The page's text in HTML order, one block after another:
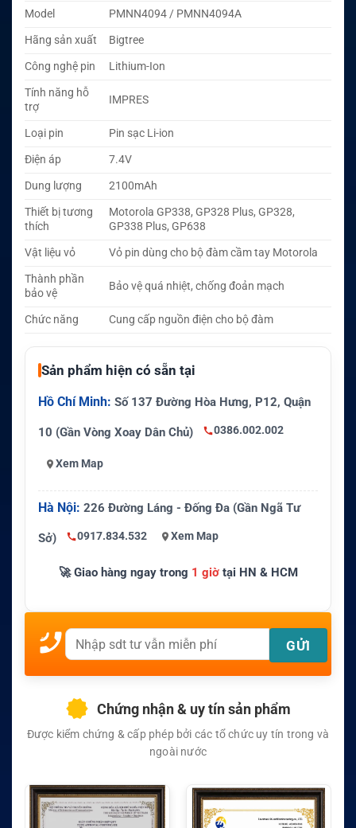
Model
PMNN4094 / PMNN4094A
Hãng sản xuất
Bigtree
Công nghệ pin
Lithium-Ion
Tính năng hỗ
trợ
IMPRES
Loại pin
Pin sạc Li-ion
Điện áp
7.4V
Dung lượng
2100mAh
Thiết bị tương
thích
Motorola GP338, GP328 Plus, GP328,
GP338 Plus, GP638
Vật liệu vỏ
Vỏ pin dùng cho bộ đàm cầm tay Motorola
Thành phần
bảo vệ
Bảo vệ quá nhiệt, chống đoản mạch
Chức năng Cung cấp nguồn điện cho bộ đàm
Sản phẩm hiện có sẵn tại
Hồ Chí Minh: Số 137 Đường Hòa Hưng, P12, Quận
10 (Gần Vòng Xoay Dân Chủ) 0386.002.002
Xem Map
Hà Nội: 226 Đường Láng - Đống Đa (Gần Ngã Tư
Sở) 0917.834.532 Xem Map
🚀 Giao hàng ngay trong 1 giờtại HN & HCM
Chứng nhận & uy tín sản phẩm
Được kiểm chứng & cấp phép bởi các tổ chức uy tín trong và
ngoài nước